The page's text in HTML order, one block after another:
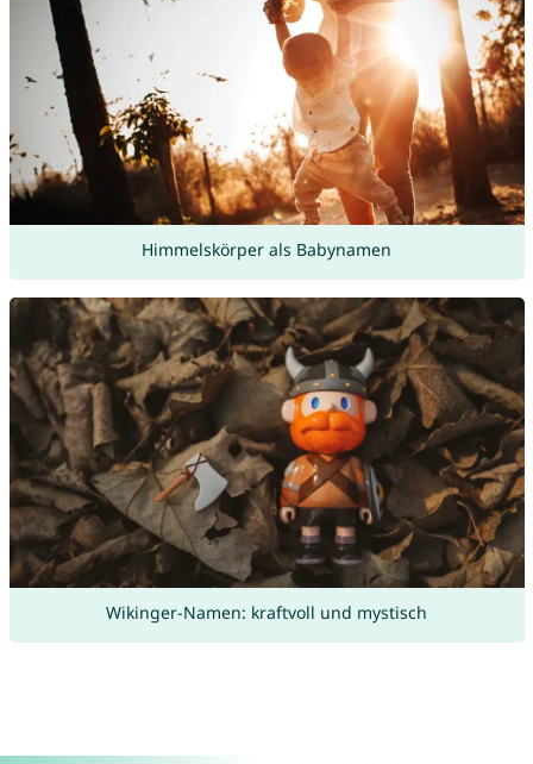
Himmelskörper als Babynamen
Wikinger-Namen: kraftvoll und mystisch